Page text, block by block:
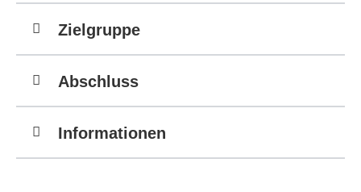
Zielgruppe
Abschluss
Informationen